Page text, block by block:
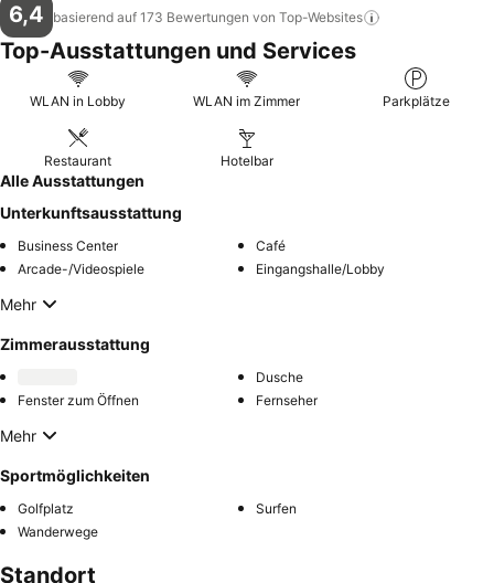
6,4 basierend auf 173 Bewertungen von Top-Websites
Top-Ausstattungen und Services
WLAN in Lobby WLAN im Zimmer Parkplätze
Restaurant Hotelbar
Alle Ausstattungen
Unterkunftsausstattung
Business Center
Café
Arcade-/Videospiele
Eingangshalle/Lobby
Mehr
Zimmerausstattung
Dusche
Fenster zum Öffnen
Fernseher
Mehr
Sportmöglichkeiten
Golfplatz
Surfen
Wanderwege
Standort